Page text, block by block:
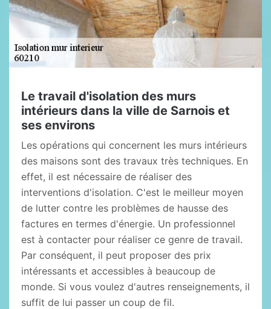
Le travail d'isolation des murs
intérieurs dans la ville de Sarnois et
ses environs
Les opérations qui concernent les murs intérieurs
des maisons sont des travaux très techniques. En
effet, il est nécessaire de réaliser des
interventions d'isolation. C'est le meilleur moyen
de lutter contre les problèmes de hausse des
factures en termes d'énergie. Un professionnel
est à contacter pour réaliser ce genre de travail.
Par conséquent, il peut proposer des prix
intéressants et accessibles à beaucoup de
monde. Si vous voulez d'autres renseignements, il
suffit de lui passer un coup de fil.